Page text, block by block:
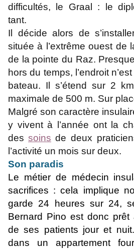
difficultés, le Graal : le
tant.
Il décide alors de
située à l’extrême ouest de
de la pointe du Raz.
hors du temps, l’endroit
bateau. Il s’étend sur 2
maximale de 500 m. Sur
Malgré son caractère
y vivent à l’année ont la
des soins de deux
l’activité un mois sur deux.
Son paradis
Le métier de médecin
sacrifices : cela implique
garde 24 heures sur 24,
Bernard Pino est donc prêt
de ses patients jour et
dans un appartement